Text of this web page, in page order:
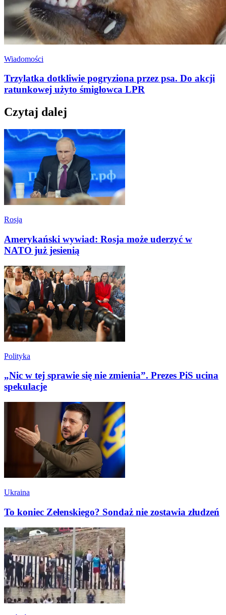
Wiadomości
Trzylatka dotkliwie pogryziona przez psa. Do akcji
ratunkowej użyto śmigłowca LPR
Czytaj dalej
Rosja
Amerykański wywiad: Rosja może uderzyć w
NATO już jesienią
Polityka
„Nic w tej sprawie się nie zmienia”. Prezes PiS ucina
spekulacje
Ukraina
To koniec Zełenskiego? Sondaż nie zostawia złudzeń